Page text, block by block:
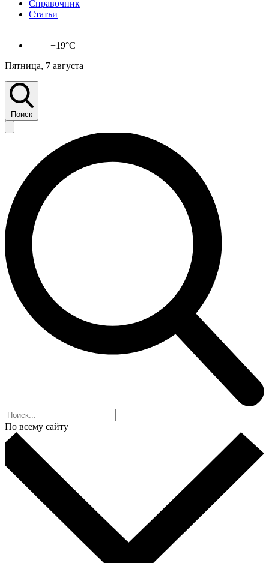
Справочник
Статьи
+19°C
Пятница, 7 августа
Поиск
По всему сайту